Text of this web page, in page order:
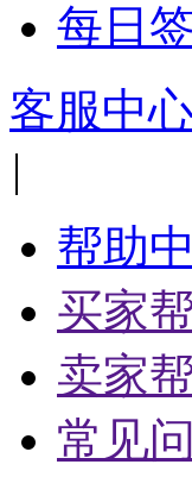
每日
客服中
|
帮助
买家
卖家
常见